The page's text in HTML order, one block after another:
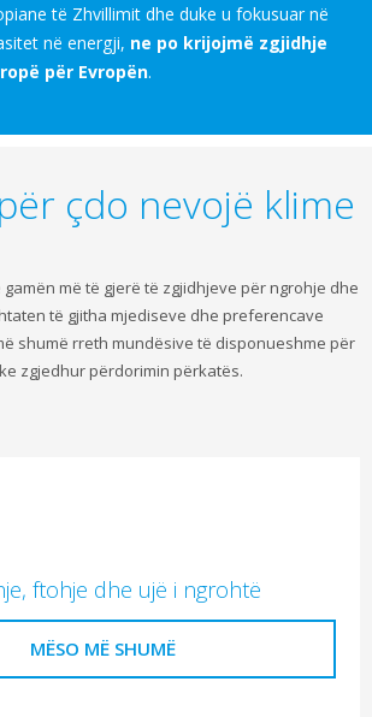
të Zhvillimit dhe duke u fokusuar në
në energji, ne po krijojmë zgjidhje
për Evropën.
çdo nevojë klime
më të gjerë të zgjidhjeve për ngrohje dhe
të gjitha mjediseve dhe preferencave
shumë rreth mundësive të disponueshme për
zgjedhur përdorimin përkatës.
ftohje dhe ujë i ngrohtë
MËSO MË SHUMË